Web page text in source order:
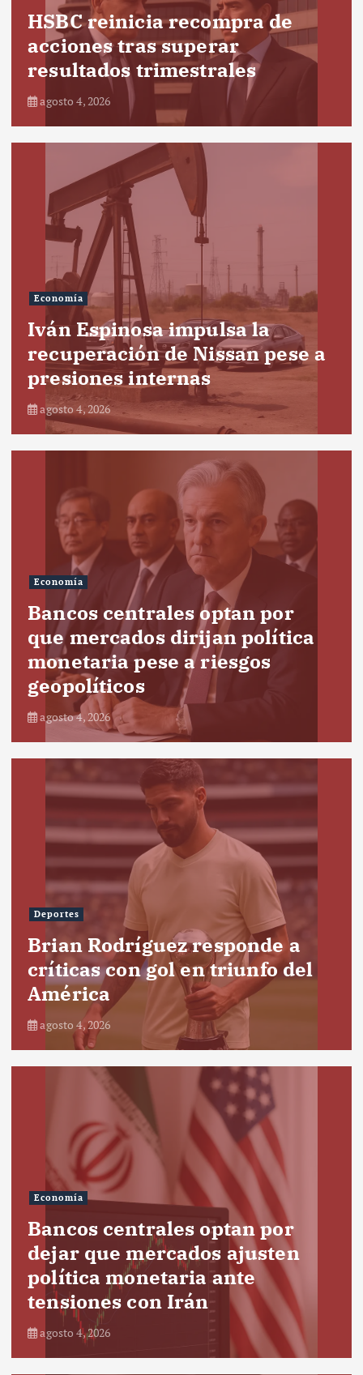
HSBC reinicia recompra de
acciones tras superar
resultados trimestrales
agosto 4, 2026
Economía
Iván Espinosa impulsa la
recuperación de Nissan pese a
presiones internas
agosto 4, 2026
Economía
Bancos centrales optan por
que mercados dirijan política
monetaria pese a riesgos
geopolíticos
agosto 4, 2026
Deportes
Brian Rodríguez responde a
críticas con gol en triunfo del
América
agosto 4, 2026
Economía
Bancos centrales optan por
dejar que mercados ajusten
política monetaria ante
tensiones con Irán
agosto 4, 2026